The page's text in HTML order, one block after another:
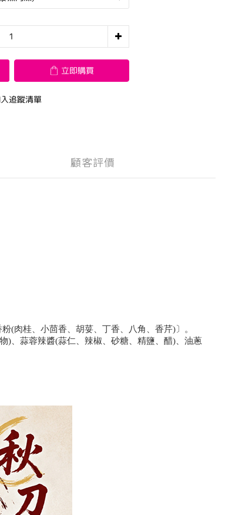
立即購買
追蹤清單
顧客評價
(肉桂、小茴香、胡荽、丁香、八角、香芹)〕。
)、蒜蓉辣醬(蒜仁、辣椒、砂糖、精鹽、醋)、油蔥